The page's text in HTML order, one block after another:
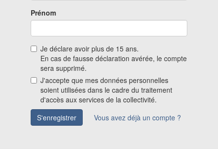
Prénom
Je déclare avoir plus de 15 ans.
En cas de fausse déclaration avérée, le compte
sera supprimé.
J'accepte que mes données personnelles
soient utilisées dans le cadre du traitement
d'accès aux services de la collectivité.
Vous avez déjà un compte ?
S'enregistrer